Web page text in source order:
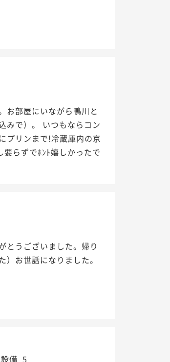
お部屋にいながら鴨川と
みで）。 いつもならコン
プリンまで!冷蔵庫内の京
らずでﾎﾝﾄ嬉しかったで
とうございました。帰り
お世話になりました。
備 5